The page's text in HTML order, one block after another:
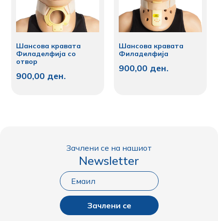
Шансова кравата
Филаделфија со
отвор
900,00 ден.
Шансова кравата
Филаделфија
900,00 ден.
Зачлени се на нашиот
Newsletter
Зачлени се